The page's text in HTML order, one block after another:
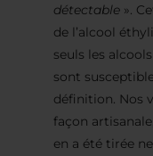
détectable ».
de l’alcool
seuls les
sont
définition. Nos
façon
en a été tirée